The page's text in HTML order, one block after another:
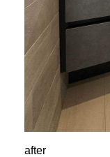
after